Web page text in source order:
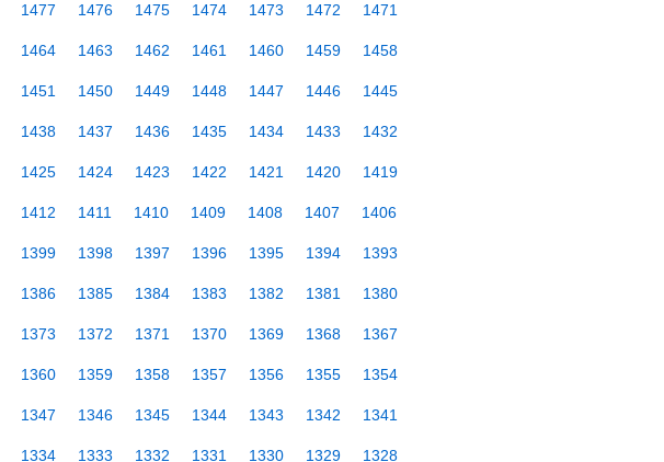
1477 1476 1475 1474 1473 1472 1471
1464 1463 1462 1461 1460 1459 1458
1451 1450 1449 1448 1447 1446 1445
1438 1437 1436 1435 1434 1433 1432
1425 1424 1423 1422 1421 1420 1419
1412 1411 1410 1409 1408 1407 1406
1399 1398 1397 1396 1395 1394 1393
1386 1385 1384 1383 1382 1381 1380
1373 1372 1371 1370 1369 1368 1367
1360 1359 1358 1357 1356 1355 1354
1347 1346 1345 1344 1343 1342 1341
1334 1333 1332 1331 1330 1329 1328